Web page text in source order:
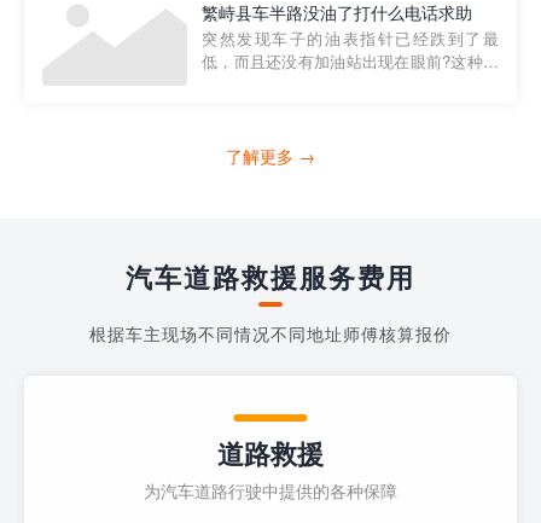
越者小程序是一款专门解决汽车没油问题
的在线服务平台。通过...
繁峙县车半路没油了打什么电话求助
突然发现车子的油表指针已经跌到了最
低，而且还没有加油站出现在眼前?这种情
打4006363122请求送油人员来帮助你。
了解更多 →
汽车道路救援服务费用
根据车主现场不同情况不同地址师傅核算报价
道路救援
为汽车道路行驶中提供的各种保障